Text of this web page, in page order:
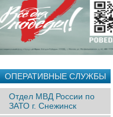
ОПЕРАТИВНЫЕ СЛУЖБЫ
Отдел МВД России по
ЗАТО г. Снежинск